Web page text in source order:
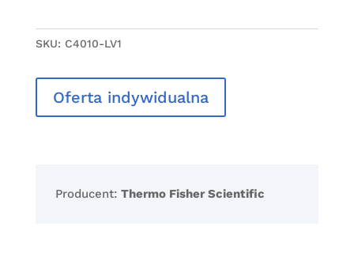
SKU: C4010-LV1
Oferta indywidualna
Producent: Thermo Fisher Scientific